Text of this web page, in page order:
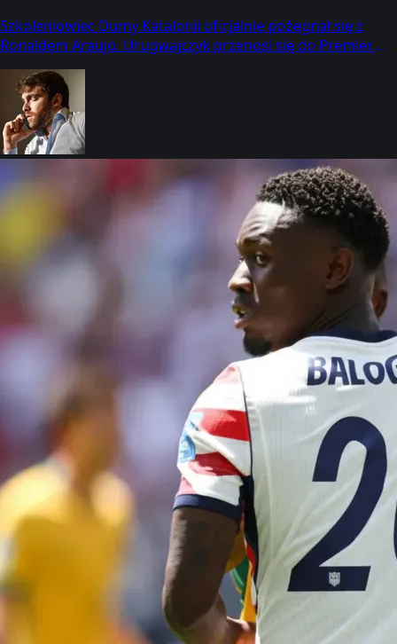
Szkoleniowiec Dumy Katalonii oficjalnie pożegnał się z
Ronaldem Araujo. Urugwajczyk przenosi się do Premier
League na zasadzie wypożyczenia z opcją wykupu.